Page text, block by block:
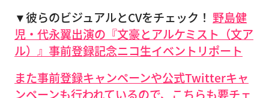
▼彼らのビジュアルとCVをチェック！ 野島健
児・代永翼出演の『文豪とアルケミスト（文ア
ル）』事前登録記念ニコ生イベントリポート
また事前登録キャンペーンや公式Twitterキャ
ンペーンも行われているので、こちらも要チェ